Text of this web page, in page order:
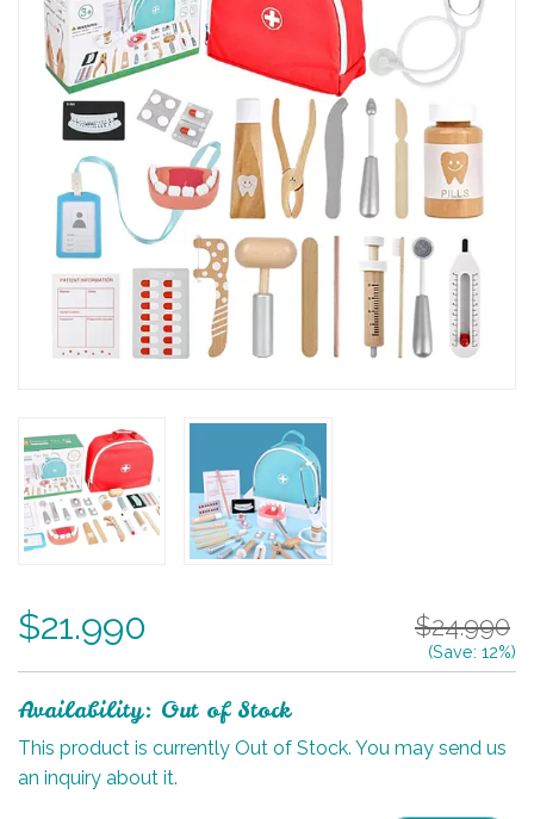
$21.990 $24.990
(Save: 12%)
Availability: Out of Stock
This product is currently Out of Stock. You may send us
an inquiry about it.